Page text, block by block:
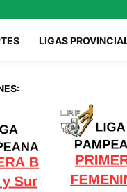
LIGAS